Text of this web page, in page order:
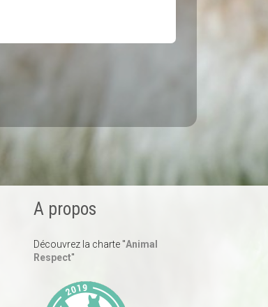
A propos
Découvrez la charte "Animal
Respect"